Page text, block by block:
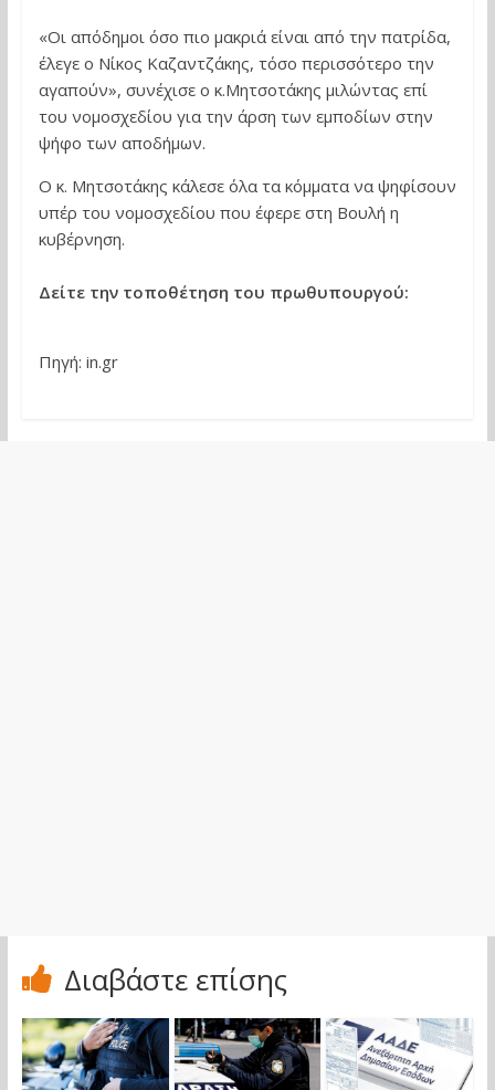
«Οι απόδημοι όσο πιο μακριά είναι από την πατρίδα,
έλεγε ο Νίκος Καζαντζάκης, τόσο περισσότερο την
αγαπούν», συνέχισε ο κ.Μητσοτάκης μιλώντας επί
του νομοσχεδίου για την άρση των εμποδίων στην
ψήφο των αποδήμων.
Ο κ. Μητσοτάκης κάλεσε όλα τα κόμματα να ψηφίσουν
υπέρ του νομοσχεδίου που έφερε στη Βουλή η
κυβέρνηση.
Δείτε την τοποθέτηση του πρωθυπουργού:
Πηγή: in.gr
Διαβάστε επίσης